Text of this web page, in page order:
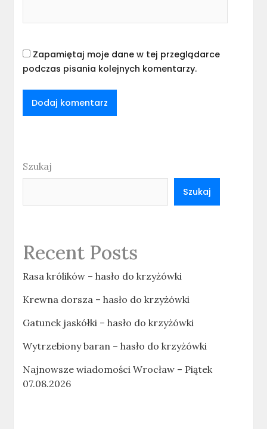
Zapamiętaj moje dane w tej przeglądarce
podczas pisania kolejnych komentarzy.
Szukaj
Szukaj
Recent Posts
Rasa królików – hasło do krzyżówki
Krewna dorsza – hasło do krzyżówki
Gatunek jaskółki – hasło do krzyżówki
Wytrzebiony baran – hasło do krzyżówki
Najnowsze wiadomości Wrocław – Piątek
07.08.2026